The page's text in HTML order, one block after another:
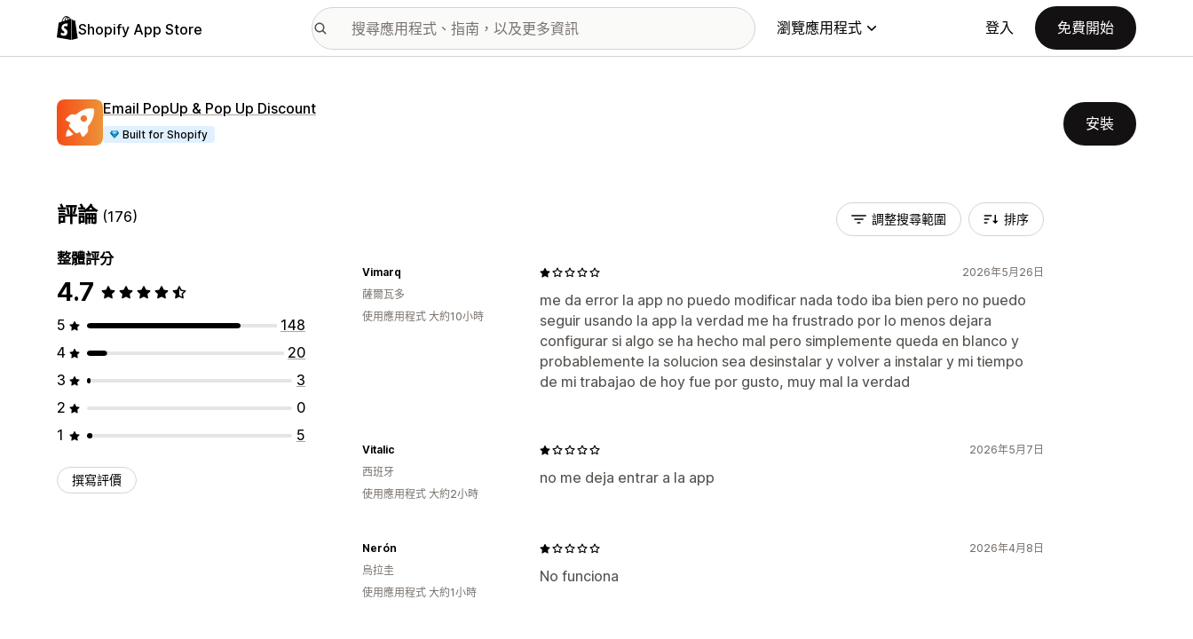
Shopify App Store 瀏覽應用程式 登入 免費開始
Email PopUp & Pop Up Discount
Built for Shopify
安裝
評論 (176)
整體評分
4.7
5
148
4
20
3
3
2
0
1
5
撰寫評價
調整搜尋範圍 排序
2026年5月26日
me da error la app no puedo modificar nada todo iba bien pero no puedo
seguir usando la app la verdad me ha frustrado por lo menos dejara
configurar si algo se ha hecho mal pero simplemente queda en blanco y
probablemente la solucion sea desinstalar y volver a instalar y mi tiempo
de mi trabajao de hoy fue por gusto, muy mal la verdad
Vimarq
薩爾瓦多
使用應用程式 大約10小時
2026年5月7日
no me deja entrar a la app
Vitalic
西班牙
使用應用程式 大約2小時
2026年4月8日
No funciona
Nerón
烏拉圭
使用應用程式 大約1小時